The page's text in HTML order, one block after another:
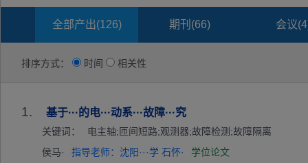
全部产出(126) 期刊(66) 会议(4
排序方式： 时间 相关性
1. 基于···的电···动系···故障···究
关键词：
电主轴;匝间短路;观测器;故障检测;故障隔离
侯马·
指导老师：沈阳···学 石怀·
学位论文